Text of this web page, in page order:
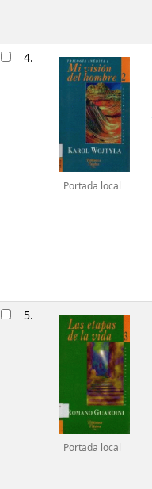
4.
Portada local
5.
Portada local